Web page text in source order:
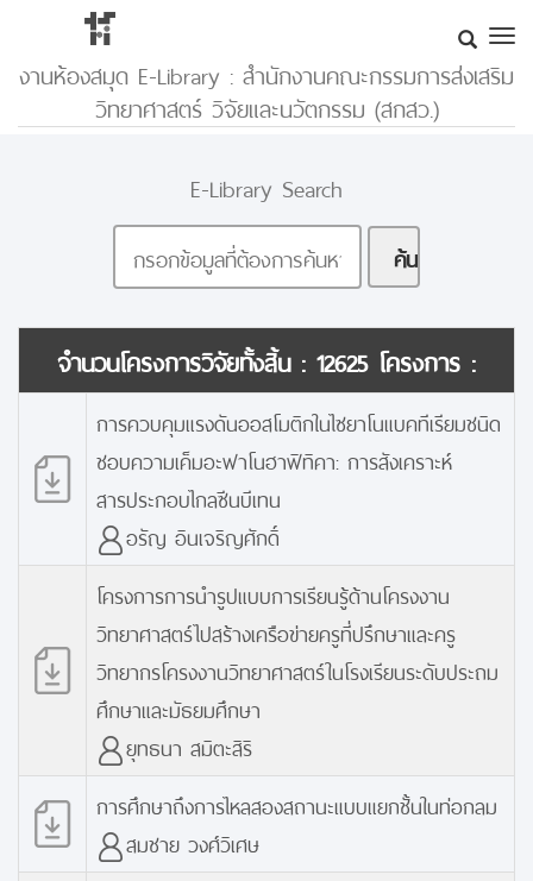
งานห้องสมุด E-Library : สำนักงานคณะกรรมการส่งเสริม
วิทยาศาสตร์ วิจัยและนวัตกรรม (สกสว.)
E-Library Search
จำนวนโครงการวิจัยทั้งสิ้น : 12625 โครงการ :
การควบคุมแรงดันออสโมติกในไซยาโนแบคทีเรียมชนิด
ชอบความเค็มอะฟาโนฮาฟิทิคา: การสังเคราะห์
สารประกอบไกลซีนบีเทน
อรัญ อินเจริญศักดิ์
โครงการการนำรูปแบบการเรียนรู้ด้านโครงงาน
วิทยาศาสตร์ไปสร้างเครือข่ายครูที่ปรึกษาและครู
วิทยากรโครงงานวิทยาศาสตร์ในโรงเรียนระดับประถม
ศึกษาและมัธยมศึกษา
ยุทธนา สมิตะสิริ
การศึกษาถึงการไหลสองสถานะแบบแยกชั้นในท่อกลม
สมชาย วงศ์วิเศษ